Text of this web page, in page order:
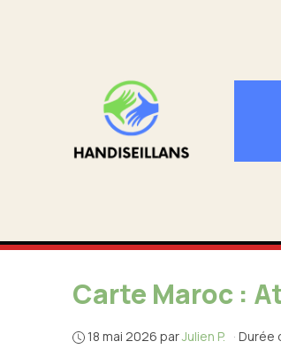
Carte Maroc :
18 mai 2026 parJulien P. · Durée